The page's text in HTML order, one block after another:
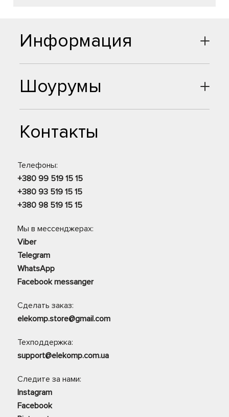
Шоурумы
Контакты
Телефоны:
+380 99 519 15 15
+380 93 519 15 15
+380 98 519 15 15
Мы в мессенджерах:
Viber
Telegram
WhatsApp
Facebook messanger
Сделать заказ:
elekomp.store@gmail.com
Техподдержка:
support@elekomp.com.ua
Следите за нами:
Instagram
Facebook
Информация